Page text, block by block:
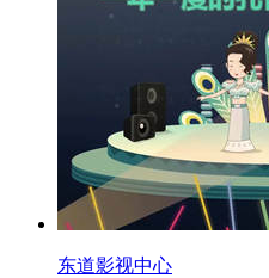
东道影视中心